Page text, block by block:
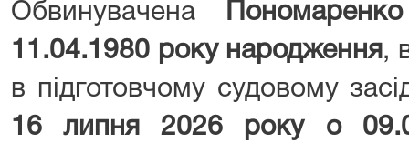
Обвинувачена
11.04.1980 року народження ,
в підготовчому судовому
16 липня 2026 року о